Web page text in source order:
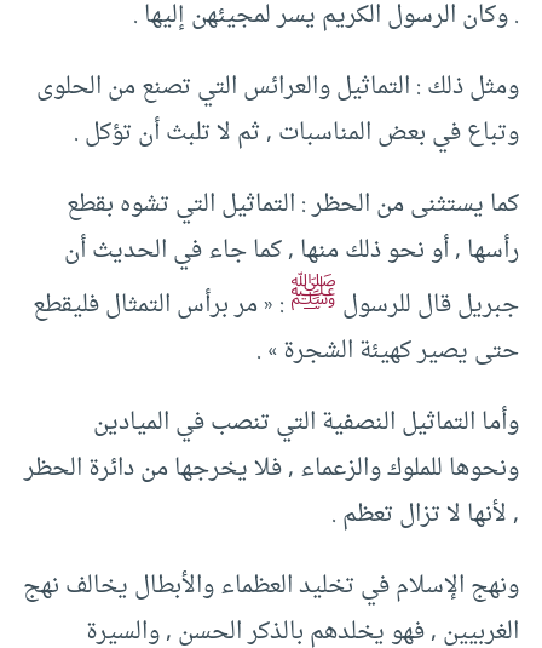
. وكان الرسول الكريم يسر لمجيئهن إليها .
ومثل ذلك : التماثيل والعرائس التي تصنع من الحلوى
وتباع في بعض المناسبات , ثم لا تلبث أن تؤكل .
كما يستثنى من الحظر : التماثيل التي تشوه بقطع
رأسها , أو نحو ذلك منها , كما جاء في الحديث أن
جبريل قال للرسولﷺ: « مر برأس التمثال فليقطع
حتى يصير كهيئة الشجرة » .
وأما التماثيل النصفية التي تنصب في الميادين
ونحوها للملوك والزعماء , فلا يخرجها من دائرة الحظر
, لأنها لا تزال تعظم .
ونهج الإسلام في تخليد العظماء والأبطال يخالف نهج
الغربيين , فهو يخلدهم بالذكر الحسن , والسيرة